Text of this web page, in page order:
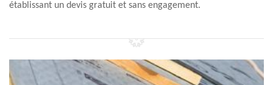
établissant un devis gratuit et sans engagement.